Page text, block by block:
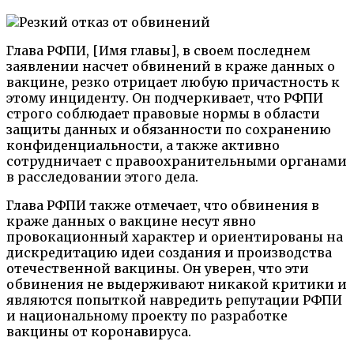
Глава РФПИ, [Имя главы], в своем последнем
заявлении насчет обвинений в краже данных о
вакцине, резко отрицает любую причастность к
этому инциденту. Он подчеркивает, что РФПИ
строго соблюдает правовые нормы в области
защиты данных и обязанности по сохранению
конфиденциальности, а также активно
сотрудничает с правоохранительными органами
в расследовании этого дела.
Глава РФПИ также отмечает, что обвинения в
краже данных о вакцине несут явно
провокационный характер и ориентированы на
дискредитацию идеи создания и производства
отечественной вакцины. Он уверен, что эти
обвинения не выдерживают никакой критики и
являются попыткой навредить репутации РФПИ
и национальному проекту по разработке
вакцины от коронавируса.